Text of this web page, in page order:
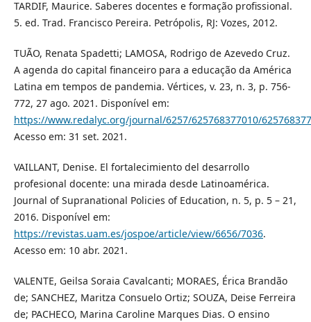
TARDIF, Maurice. Saberes docentes e formação profissional.
5. ed. Trad. Francisco Pereira. Petrópolis, RJ: Vozes, 2012.
TUÃO, Renata Spadetti; LAMOSA, Rodrigo de Azevedo Cruz.
A agenda do capital financeiro para a educação da América
Latina em tempos de pandemia. Vértices, v. 23, n. 3, p. 756-
772, 27 ago. 2021. Disponível em:
https://www.redalyc.org/journal/6257/625768377010/
Acesso em: 31 set. 2021.
VAILLANT, Denise. El fortalecimiento del desarrollo
profesional docente: una mirada desde Latinoamérica.
Journal of Supranational Policies of Education, n. 5, p. 5 – 21,
2016. Disponível em:
https://revistas.uam.es/jospoe/article/view/6656/7036.
Acesso em: 10 abr. 2021.
VALENTE, Geilsa Soraia Cavalcanti; MORAES, Érica Brandão
de; SANCHEZ, Maritza Consuelo Ortiz; SOUZA, Deise Ferreira
de; PACHECO, Marina Caroline Marques Dias. O ensino